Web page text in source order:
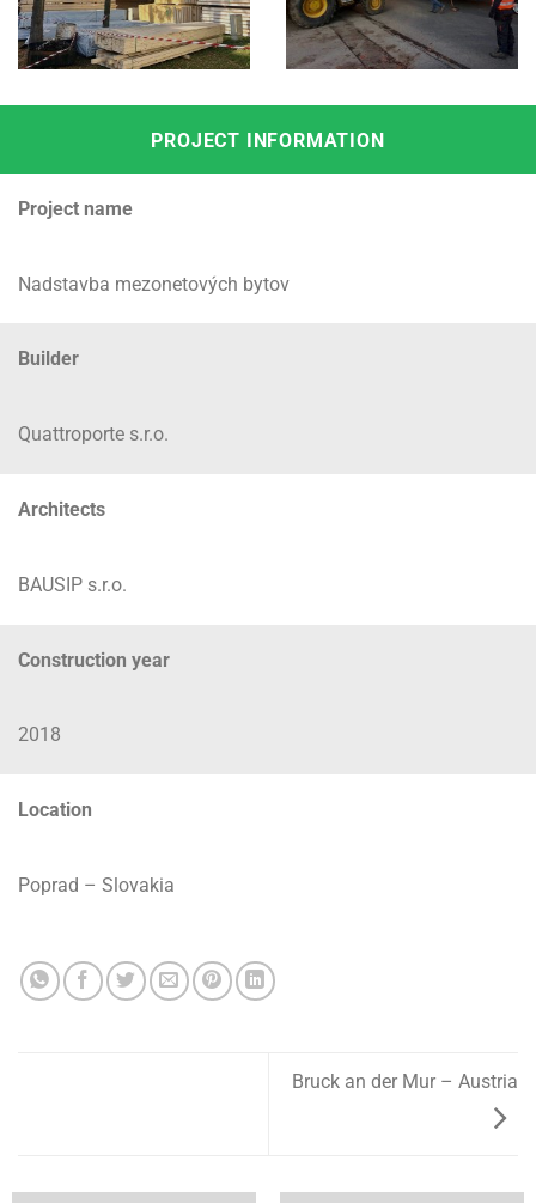
PROJECT INFORMATION
Project name
Nadstavba mezonetových bytov
Builder
Quattroporte s.r.o.
Architects
BAUSIP s.r.o.
Construction year
2018
Location
Poprad – Slovakia
Bruck an der Mur – Austria